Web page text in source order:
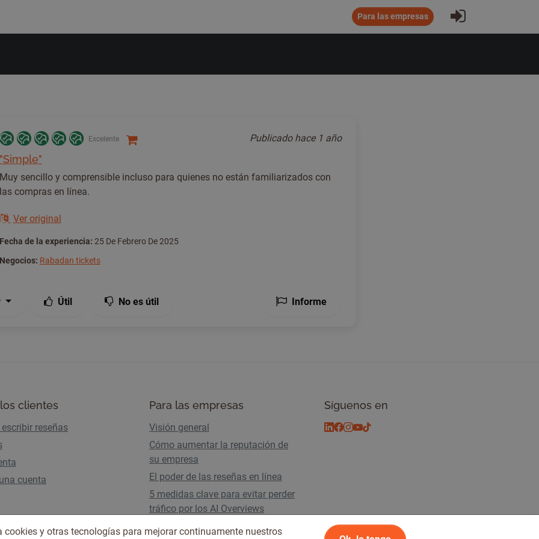
Para las empresas Iniciar sesión
Excelente Publicado hace 1 año
"Simple"
Muy sencillo y comprensible incluso para quienes no están familiarizados con
las compras en línea.
Ver original
Fecha de la experiencia: 25 De Febrero De 2025
Negocios: Rabadan tickets
Útil No es útil Informe
clientes
reseñas
cuenta
Para las empresas
Visión general
Cómo aumentar la reputación de
su empresa
El poder de las reseñas en línea
5 medidas clave para evitar perder
tráfico por los AI Overviews
Planes y precios
Síguenos en
cookies y otras tecnologías para mejorar continuamente nuestros